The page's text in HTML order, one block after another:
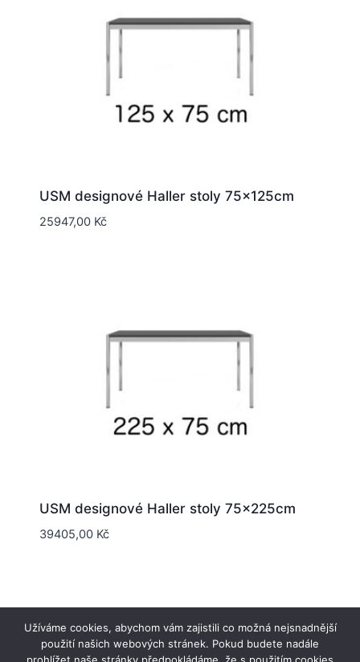
USM designové Haller stoly 75x125cm
25947,00 Kč
USM designové Haller stoly 75x225cm
39405,00 Kč
© 2026 www.designovkydobytu.cz - Šablona pro
Užíváme cookies, abychom vám zajistili co možná nejsnadnější
použití našich webových stránek. Pokud budete nadále